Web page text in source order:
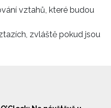
vztahů, které budou
zvláště pokud jsou